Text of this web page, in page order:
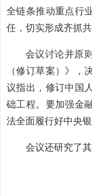
全链条推动重点行
任，切实形成齐抓
会议讨论并原
（修订草案）》，
议指出，修订中国
础工程。要加强金
法全面履行好中央银
会议还研究了其